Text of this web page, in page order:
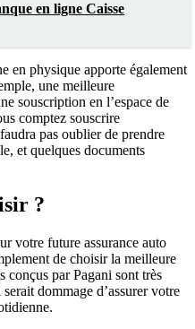
en ligne Caisse
en physique apporte également
une meilleure
souscription en l’espace de
comptez souscrire
pas oublier de prendre
et quelques documents
?
votre future assurance auto
de choisir la meilleure
conçus par Pagani sont très
dommage d’assurer votre